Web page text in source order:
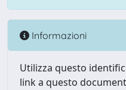
Informazioni
Utilizza questo
link a questo